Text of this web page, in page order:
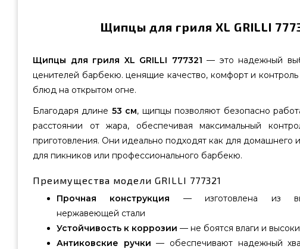
Щипцы для гриля XL GRILLI
Щипцы для гриля XL GRILLI 777321 — это надежный
ценителей барбекю. ценящие качество, комфорт и
блюд на открытом огне.
Благодаря длине 53 см, щипцы позволяют безопасно
расстоянии от жара, обеспечивая максимальный
приготовления. Они идеально подходят как для домашнего
для пикников или профессионального барбекю.
Преимущества модели GRILLI 777321
Прочная конструкция — изготовлена ​​из
нержавеющей стали
Устойчивость к коррозии — не боятся влаги и
Антиковские ручки — обеспечивают надежный